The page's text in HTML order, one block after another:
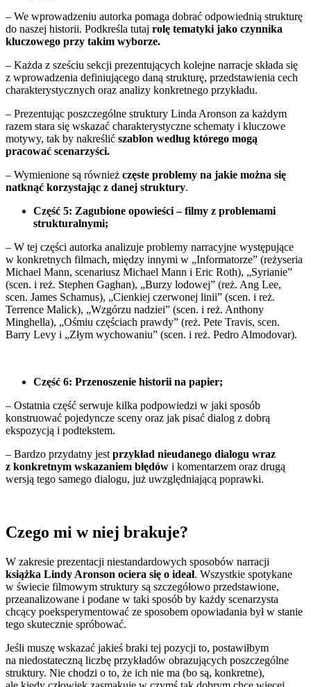
– We wprowadzeniu autorka pomaga dobrać odpowiednią strukturę
do naszej historii. Podkreśla tutaj rolę tematyki jako czynnika
kluczowego przy takim wyborze.
– Każda z sześciu sekcji prezentujących kolejne narracje składa się
z wprowadzenia definiującego daną strukturę, przedstawienia cech
charakterystycznych oraz analizy konkretnego przykładu.
– Prezentując poszczególne struktury Linda Aronson za każdym
razem stara się wskazać charakterystyczne schematy i kluczowe
motywy, tak by nakreślić szablon według którego mogą
pracować scenarzyści.
– Wymienione są również częste problemy na jakie można się
natknąć korzystając z danej struktury.
Część 5: Zagubione opowieści – filmy z problemami
strukturalnymi;
– W tej części autorka analizuje problemy narracyjne występujące
w konkretnych filmach, między innymi w „Informatorze” (reżyseria
Michael Mann, scenariusz Michael Mann i Eric Roth), „Syrianie”
(scen. i reż. Stephen Gaghan), „Burzy lodowej” (reż. Ang Lee,
scen. James Schamus), „Cienkiej czerwonej linii” (scen. i reż.
Terrence Malick), „Wzgórzu nadziei” (scen. i reż. Anthony
Minghella), „Ośmiu częściach prawdy” (reż. Pete Travis, scen.
Barry Levy i „Złym wychowaniu” (scen. i reż. Pedro Almodovar).
Część 6: Przenoszenie historii na papier;
– Ostatnia część serwuje kilka podpowiedzi w jaki sposób
konstruować pojedyncze sceny oraz jak pisać dialog z dobrą
ekspozycją i podtekstem.
– Bardzo przydatny jest przykład nieudanego dialogu wraz
z konkretnym wskazaniem błędów i komentarzem oraz drugą
wersją tego samego dialogu, już uwzględniającą poprawki.
Czego mi w niej brakuje?
W zakresie prezentacji niestandardowych sposobów narracji
książka Lindy Aronson ociera się o ideał. Wszystkie spotykane
w świecie filmowym struktury są szczegółowo przedstawione,
przeanalizowane i podane w taki sposób by każdy scenarzysta
chcący poeksperymentować ze sposobem opowiadania był w stanie
tego skutecznie spróbować.
Jeśli muszę wskazać jakieś braki tej pozycji to, postawiłbym
na niedostateczną liczbę przykładów obrazujących poszczególne
struktury. Nie chodzi o to, że ich nie ma (bo są, konkretne),